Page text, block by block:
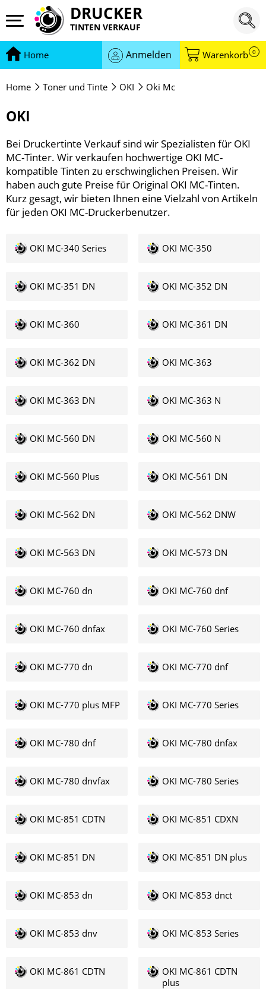
DRUCKER
TINTEN VERKAUF
Home Anmelden Warenkorb 0
Home Toner und Tinte OKI Oki Mc
OKI
Bei Druckertinte Verkauf sind wir Spezialisten für OKI
MC-Tinter. Wir verkaufen hochwertige OKI MC-
kompatible Tinten zu erschwinglichen Preisen. Wir
haben auch gute Preise für Original OKI MC-Tinten.
Kurz gesagt, wir bieten Ihnen eine Vielzahl von Artikeln
für jeden OKI MC-Druckerbenutzer.
OKI MC-340 Series OKI MC-350
OKI MC-351 DN OKI MC-352 DN
OKI MC-360 OKI MC-361 DN
OKI MC-362 DN OKI MC-363
OKI MC-363 DN OKI MC-363 N
OKI MC-560 DN OKI MC-560 N
OKI MC-560 Plus OKI MC-561 DN
OKI MC-562 DN OKI MC-562 DNW
OKI MC-563 DN OKI MC-573 DN
OKI MC-760 dn OKI MC-760 dnf
OKI MC-760 dnfax OKI MC-760 Series
OKI MC-770 dn OKI MC-770 dnf
OKI MC-770 plus MFP OKI MC-770 Series
OKI MC-780 dnf OKI MC-780 dnfax
OKI MC-780 dnvfax OKI MC-780 Series
OKI MC-851 CDTN OKI MC-851 CDXN
OKI MC-851 DN OKI MC-851 DN plus
OKI MC-853 dn OKI MC-853 dnct
OKI MC-853 dnv OKI MC-853 Series
OKI MC-861 CDTN
OKI MC-861 CDTN
plus